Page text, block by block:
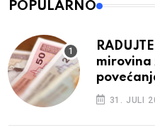
POPULARNO
mirovina
31. JULI